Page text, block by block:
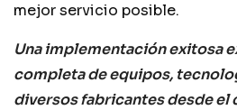
mejor servicio posible.
Una implementación exitosa
completa de equipos,
diversos fabricantes desde el